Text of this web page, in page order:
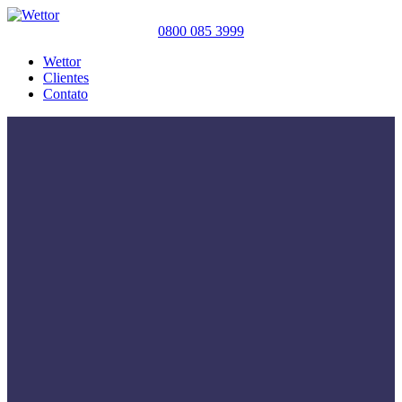
0800 085 3999
Wettor
Clientes
Contato